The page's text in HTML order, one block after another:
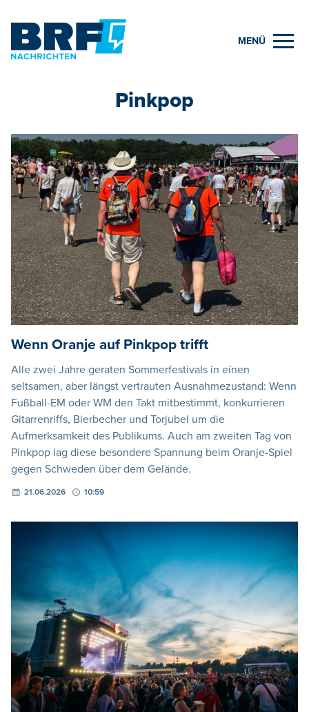
MENÜ
Pinkpop
Wenn Oranje auf Pinkpop trifft
Alle zwei Jahre geraten Sommerfestivals in einen
seltsamen, aber längst vertrauten Ausnahmezustand: Wenn
Fußball-EM oder WM den Takt mitbestimmt, konkurrieren
Gitarrenriffs, Bierbecher und Torjubel um die
Aufmerksamkeit des Publikums. Auch am zweiten Tag von
Pinkpop lag diese besondere Spannung beim Oranje-Spiel
gegen Schweden über dem Gelände.
21.06.2026 10:59